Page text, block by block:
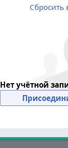
Сбросить
Нет учётной